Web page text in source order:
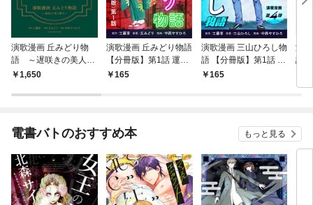
演歌漫画 丘みどり物
語 ～遅咲きの美人歌
手～ １巻
1,650
演歌漫画 丘みどり物語
【分冊版】第1話 運命
の出会い
165
演歌漫画 三山ひろし物
語 【分冊版】第1話 い
ごっそ魂
165
演
語
電書バトのおすすめ本 もっと見る